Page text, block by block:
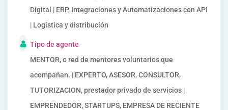
Digital | ERP, Integraciones y Automatizaciones con API
| Logística y distribución
Tipo de agente
MENTOR, o red de mentores voluntarios que
acompañan. | EXPERTO, ASESOR, CONSULTOR,
TUTORIZACION, prestador privado de servicios |
EMPRENDEDOR, STARTUPS, EMPRESA DE RECIENTE